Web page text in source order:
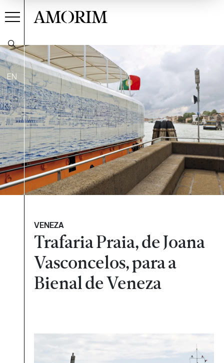
EN
AMORIM
VENEZA
Trafaria Praia, de Joana
Vasconcelos, para a
Bienal de Veneza